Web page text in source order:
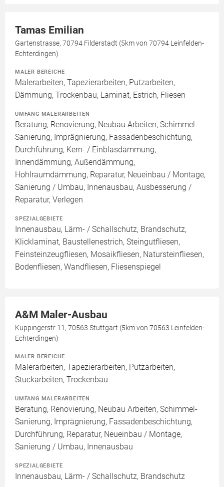
Tamas Emilian
Gartenstrasse, 70794 Filderstadt (5km von 70794 Leinfelden-
Echterdingen)
MALER BEREICHE
Malerarbeiten, Tapezierarbeiten, Putzarbeiten,
Dämmung, Trockenbau, Laminat, Estrich, Fliesen
UMFANG MALERARBEITEN
Beratung, Renovierung, Neubau Arbeiten, Schimmel-
Sanierung, Imprägnierung, Fassadenbeschichtung,
Durchführung, Kern- / Einblasdämmung,
Innendämmung, Außendämmung,
Hohlraumdämmung, Reparatur, Neueinbau / Montage,
Sanierung / Umbau, Innenausbau, Ausbesserung /
Reparatur, Verlegen
SPEZIALGEBIETE
Innenausbau, Lärm- / Schallschutz, Brandschutz,
Klicklaminat, Baustellenestrich, Steingutfliesen,
Feinsteinzeugfliesen, Mosaikfliesen, Natursteinfliesen,
Bodenfliesen, Wandfliesen, Fliesenspiegel
A&M Maler-Ausbau
Kuppingerstr 11, 70563 Stuttgart (5km von 70563 Leinfelden-
Echterdingen)
MALER BEREICHE
Malerarbeiten, Tapezierarbeiten, Putzarbeiten,
Stuckarbeiten, Trockenbau
UMFANG MALERARBEITEN
Beratung, Renovierung, Neubau Arbeiten, Schimmel-
Sanierung, Imprägnierung, Fassadenbeschichtung,
Durchführung, Reparatur, Neueinbau / Montage,
Sanierung / Umbau, Innenausbau
SPEZIALGEBIETE
Innenausbau, Lärm- / Schallschutz, Brandschutz